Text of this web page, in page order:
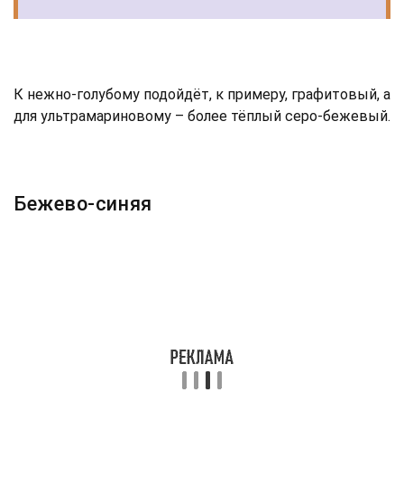
К нежно-голубому подойдёт, к примеру, графитовый, а
для ультрамариновому – более тёплый серо-бежевый.
Бежево-синяя